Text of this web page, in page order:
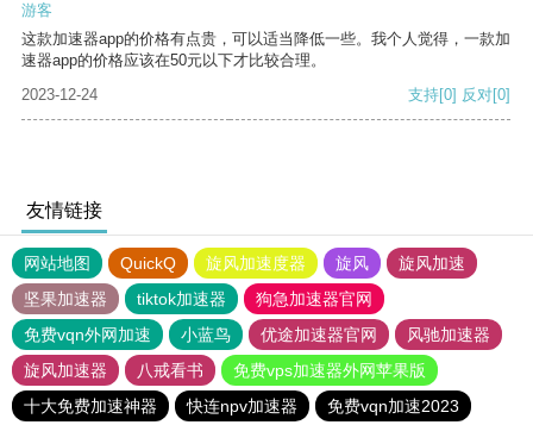
游客
这款加速器app的价格有点贵，可以适当降低一些。我个人觉得，一款加
速器app的价格应该在50元以下才比较合理。
2023-12-24
支持[0] 反对[0]
友情链接
网站地图 QuickQ 旋风加速度器 旋风
旋风加速
坚果加速器
tiktok加速器
狗急加速器官网
免费vqn外网加速
小蓝鸟 优途加速器官网
风驰加速器
旋风加速器
八戒看书
免费vps加速器外网苹果版
十大免费加速神器
快连npv加速器 免费vqn加速2023